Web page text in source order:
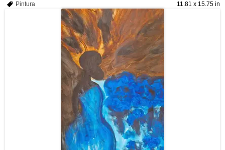
11.81 x 15.75 in
Pintura